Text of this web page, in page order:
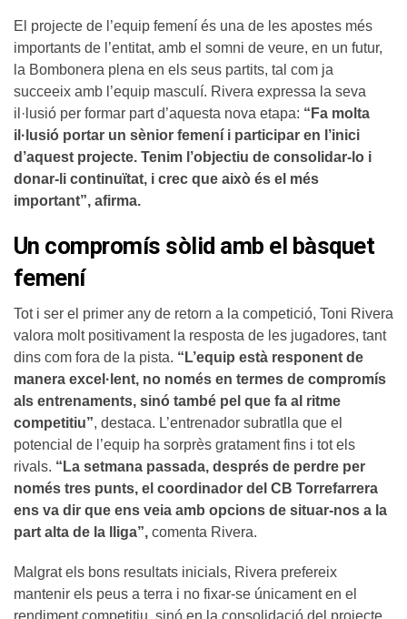
El projecte de l’equip femení és una de les apostes més
importants de l’entitat, amb el somni de veure, en un futur,
la Bombonera plena en els seus partits, tal com ja
succeeix amb l’equip masculí. Rivera expressa la seva
il·lusió per formar part d’aquesta nova etapa: “Fa molta
il·lusió portar un sènior femení i participar en l’inici
d’aquest projecte. Tenim l’objectiu de consolidar-lo i
donar-li continuïtat, i crec que això és el més
important”, afirma.
Un compromís sòlid amb el bàsquet
femení
Tot i ser el primer any de retorn a la competició, Toni Rivera
valora molt positivament la resposta de les jugadores, tant
dins com fora de la pista. “L’equip està responent de
manera excel·lent, no només en termes de compromís
als entrenaments, sinó també pel que fa al ritme
competitiu”, destaca. L’entrenador subratlla que el
potencial de l’equip ha sorprès gratament fins i tot els
rivals. “La setmana passada, després de perdre per
només tres punts, el coordinador del CB Torrefarrera
ens va dir que ens veia amb opcions de situar-nos a la
part alta de la lliga”, comenta Rivera.
Malgrat els bons resultats inicials, Rivera prefereix
mantenir els peus a terra i no fixar-se únicament en el